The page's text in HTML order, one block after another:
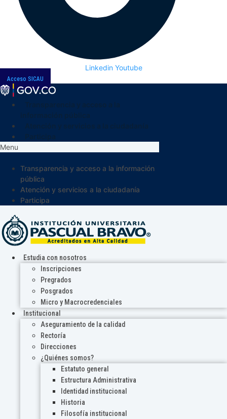
Linkedin Youtube
Acceso SICAU
Menu
Transparencia y acceso a la información
pública
Atención y servicios a la ciudadanía
Participa
Estudia con nosotros
Inscripciones
Pregrados
Posgrados
Micro y Macrocredenciales
Institucional
Aseguramiento de la calidad
Rectoría
Direcciones
¿Quiénes somos?
Estatuto general
Estructura Administrativa
Identidad institucional
Historia
Filosofía institucional